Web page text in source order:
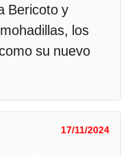
Bericoto y
los
su nuevo
17/11/2024